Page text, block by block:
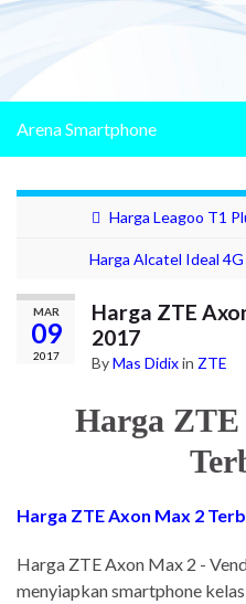
Arena Smartphone
Harga Leagoo T1
Harga Alcatel Ideal
MAR
09
2017
Harga ZTE
2017
ByMas Didixin ZTE
Harga
Harga ZTE Axon Max 2
Harga ZTE Axon Max 2 -
menyiapkan smartphone